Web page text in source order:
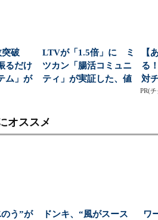
突破
るだけ
ム」が
LTVが「1.5倍」に ミ
ツカン「腸活コミュニ
ティ」が実証した、値
【
る
対
PR(
オススメ
う”が ドンキ、“風がスース ワ